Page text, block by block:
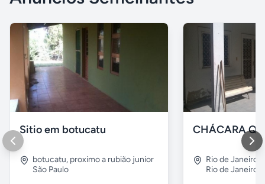
Sitio em botucatu
botucatu, proximo a rubião junior
São Paulo
Rio de Janeiro
Rio de Janeiro